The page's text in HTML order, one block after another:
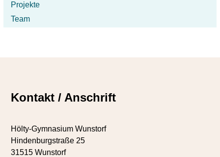
Projekte
Team
Kontakt / Anschrift
Hölty-Gymnasium Wunstorf
Hindenburgstraße 25
31515 Wunstorf